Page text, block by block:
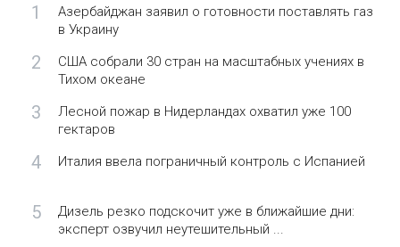
1
Азербайджан заявил о готовности поставлять газ
в Украину
2
США собрали 30 стран на масштабных учениях в
Тихом океане
3
Лесной пожар в Нидерландах охватил уже 100
гектаров
4 Италия ввела пограничный контроль с Испанией
5
Дизель резко подскочит уже в ближайшие дни:
эксперт озвучил неутешительный ...